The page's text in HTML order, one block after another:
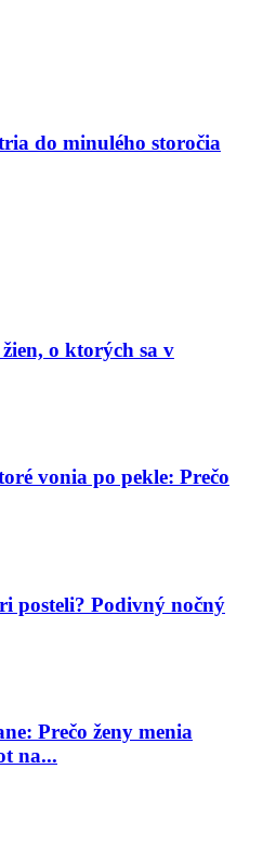
do minulého storočia
o ktorých sa v
vonia po pekle: Prečo
posteli? Podivný nočný
Prečo ženy menia
na...